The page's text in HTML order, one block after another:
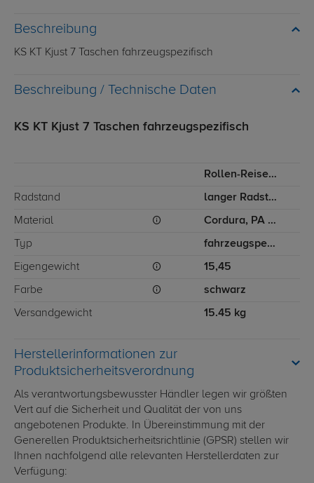
Beschreibung
KS KT Kjust 7 Taschen fahrzeugspezifisch
Technische Daten
KS KT Kjust 7 Taschen fahrzeugspezifisch
Rollen-Reisetasche, Sporttasche
Radstand langer Radstand
Material Cordura, PA (Polyamid), PU (Polyurethan)
Typ fahrzeugspezifisch
Eigengewicht 15,45
Farbe schwarz
Versandgewicht 15.45 kg
Herstellerinformationen zur
Produktsicherheitsverordnung
Als verantwortungsbewusster Händler legen wir größten
Vert auf die Sicherheit und Qualität der von uns
angebotenen Produkte. In Übereinstimmung mit der
Generellen Produktsicherheitsrichtlinie (GPSR) stellen wir
Ihnen nachfolgend alle relevanten Herstellerdaten zur
Verfügung: